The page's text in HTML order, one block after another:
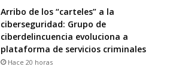
Arribo de los “carteles” a la
ciberseguridad: Grupo de
ciberdelincuencia evoluciona a
plataforma de servicios criminales
Hace 20 horas